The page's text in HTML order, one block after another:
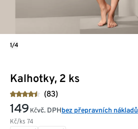
Kalhotky, 2 ks
(83)
149 Kč
Kč/ks 74
vč. DPHbez přepravních nákladů
1/4